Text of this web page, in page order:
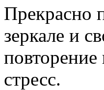
Прекрасно
зеркале и
повторение
стресс.